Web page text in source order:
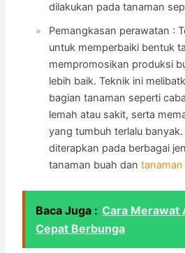
dilakukan pada tanaman
Pemangkasan perawatan :
untuk memperbaiki bentuk
mempromosikan produksi
lebih baik. Teknik ini
bagian tanaman seperti
lemah atau sakit, serta
yang tumbuh terlalu
diterapkan pada berbagai
tanaman buah dantanaman
Baca Juga : Cara Merawat
Cepat Berbunga